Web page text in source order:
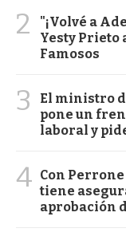
2
"¡Volvé a
Yesty Prieto
Famosos
3
El ministro
pone un
laboral y
4 Con
tiene
aprobación